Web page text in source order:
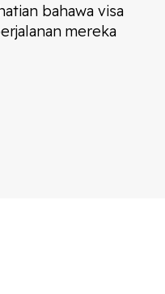
bahawa visa
mereka